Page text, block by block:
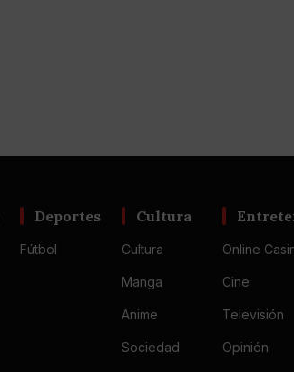
Deportes
Fútbol
Cultura
Cultura
Manga
Anime
Sociedad
Online
Cine
Televisión
Opinión